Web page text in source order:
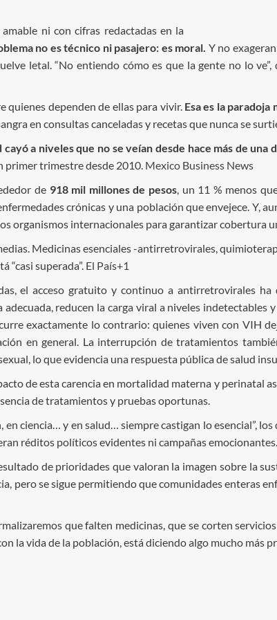
ni con cifras redactadas en la
no es técnico ni pasajero: es moral. Y no
letal. “No entiendo cómo es que la gente no lo
quienes dependen de ellas para vivir. Esa es la
en consultas canceladas y recetas que nunca se
a niveles que no se veían desde hace más de una
primer trimestre desde 2010. Mexico Business News
de 918 mil millones de pesos, un 11 % menos
crónicas y una población que envejece. Y,
organismos internacionales para garantizar cobertura
Medicinas esenciales -antirretrovirales,
“casi superada”. El País+1
el acceso gratuito y continuo a antirretrovirales
reducen la carga viral a niveles indetectables
exactamente lo contrario: quienes viven con VIH
en general. La interrupción de tratamientos
lo que evidencia una respuesta pública de salud
de esta carencia en mortalidad materna y perinatal
de tratamientos y pruebas oportunas.
ciencia… y en salud… siempre castigan lo esencial”,
réditos políticos evidentes ni campañas emocionantes.
de prioridades que valoran la imagen sobre la
pero se sigue permitiendo que comunidades enteras
que falten medicinas, que se corten
la vida de la población, está diciendo algo mucho más